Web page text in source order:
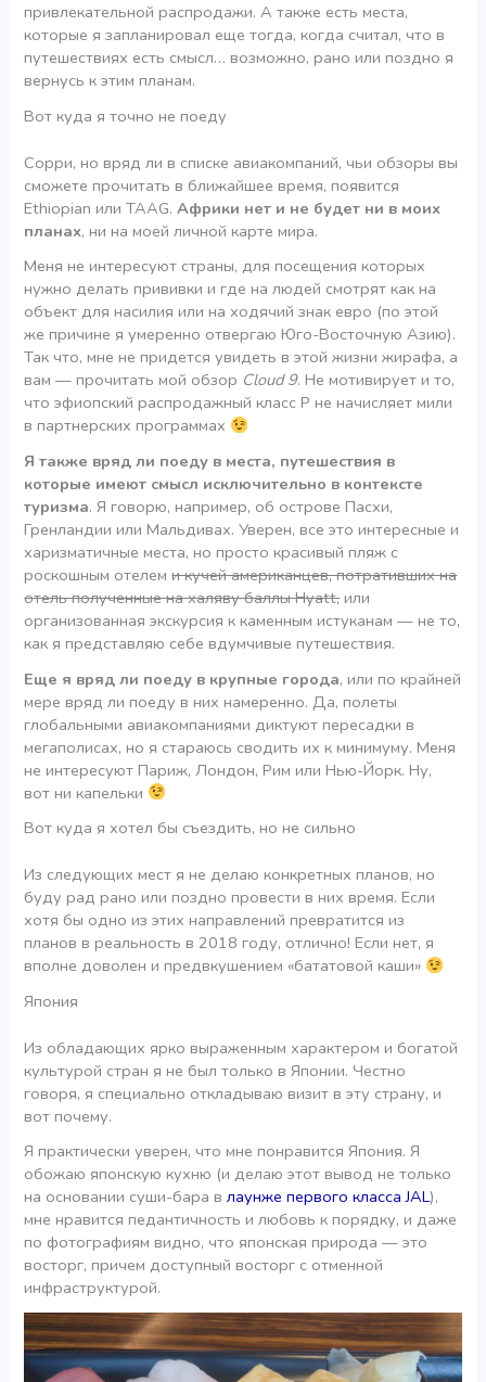
привлекательной распродажи. А также есть места,
которые я запланировал еще тогда, когда считал, что в
путешествиях есть смысл… возможно, рано или поздно я
вернусь к этим планам.
Вот куда я точно не поеду
Сорри, но вряд ли в списке авиакомпаний, чьи обзоры вы
сможете прочитать в ближайшее время, появится
Ethiopian или TAAG.Африки нет и не будет ни в моих
планах, ни на моей личной карте мира.
Меня не интересуют страны, для посещения которых
нужно делать прививки и где на людей смотрят как на
объект для насилия или на ходячий знак евро (по этой
же причине я умеренно отвергаю Юго-Восточную Азию).
Так что, мне не придется увидеть в этой жизни жирафа, а
вам — прочитать мой обзор Cloud 9. Не мотивирует и то,
что эфиопский распродажный класс Р не начисляет мили
в партнерских программах
Я также вряд ли поеду в места, путешествия в
которые имеют смысл исключительно в контексте
туризма. Я говорю, например, об острове Пасхи,
Гренландии или Мальдивах. Уверен, все это интересные и
харизматичные места, но просто красивый пляж с
роскошным отелеми кучей американцев, потративших на
отель полученные на халяву баллы Hyatt,или
организованная экскурсия к каменным истуканам — не то,
как я представляю себе вдумчивые путешествия.
Еще я вряд ли поеду в крупные города, или по крайней
мере вряд ли поеду в них намеренно. Да, полеты
глобальными авиакомпаниями диктуют пересадки в
мегаполисах, но я стараюсь сводить их к минимуму. Меня
не интересуют Париж, Лондон, Рим или Нью-Йорк. Ну,
вот ни капельки
Вот куда я хотел бы съездить, но не сильно
Из следующих мест я не делаю конкретных планов, но
буду рад рано или поздно провести в них время. Если
хотя бы одно из этих направлений превратится из
планов в реальность в 2018 году, отлично! Если нет, я
вполне доволен и предвкушением «бататовой каши»
Япония
Из обладающих ярко выраженным характером и богатой
культурой стран я не был только в Японии. Честно
говоря, я специально откладываю визит в эту страну, и
вот почему.
Я практически уверен, что мне понравится Япония. Я
обожаю японскую кухню (и делаю этот вывод не только
на основании суши-бара влаунже первого класса JAL),
мне нравится педантичность и любовь к порядку, и даже
по фотографиям видно, что японская природа — это
восторг, причем доступный восторг с отменной
инфраструктурой.